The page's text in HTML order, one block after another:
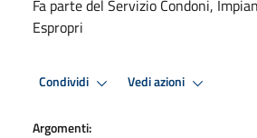
Fa parte del Servizio Condoni,
Espropri
Condividi Vedi azioni
Argomenti: